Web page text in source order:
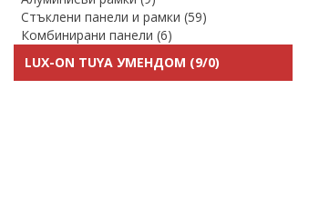
Стъклени панели и рамки (59)
Комбинирани панели (6)
LUX-ON TUYA УМЕНДОМ (9/0)